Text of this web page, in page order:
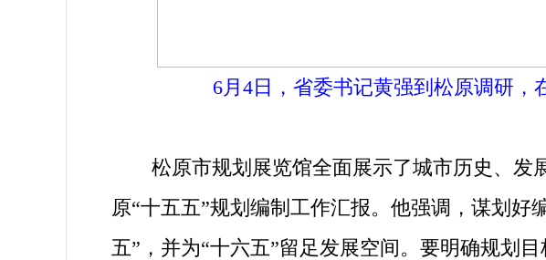
6月4日，省委书记黄强到松原调研，在
松原市规划展览馆全面展示了城市历史、发
原“十五五”规划编制工作汇报。他强调，谋划好
五”，并为“十六五”留足发展空间。要明确规划